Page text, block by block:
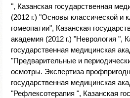
", Казанская государственная
(2012 г.) "Основы классической и
гомеопатии", Казанская
академия (2012 г.) "Неврология ",
государственная медицинская
"Предварительные и
осмотры. Экспертиза
государственная медицинская
"Рефлексотерапия ", Казанская